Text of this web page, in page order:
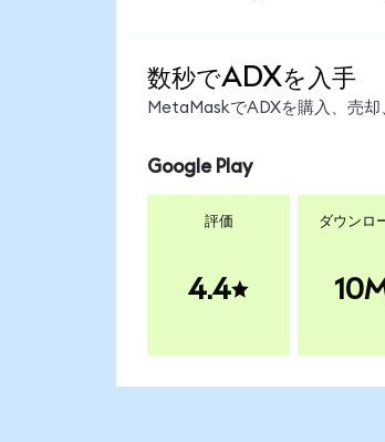
数秒でADXを入手
MetaMaskでADXを購入、売却
Google Play
評価
4.4
ダウンロ